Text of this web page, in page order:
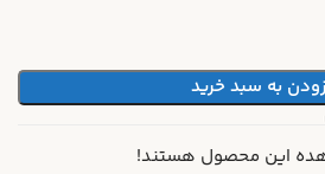
به سبد خرید
این محصول هستند!